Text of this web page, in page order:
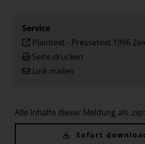
Service
Plaintext - Pressetext 1996
Seite drucken
Link mailen
Alle Inhalte dieser Meldung als .zip:
Sofort